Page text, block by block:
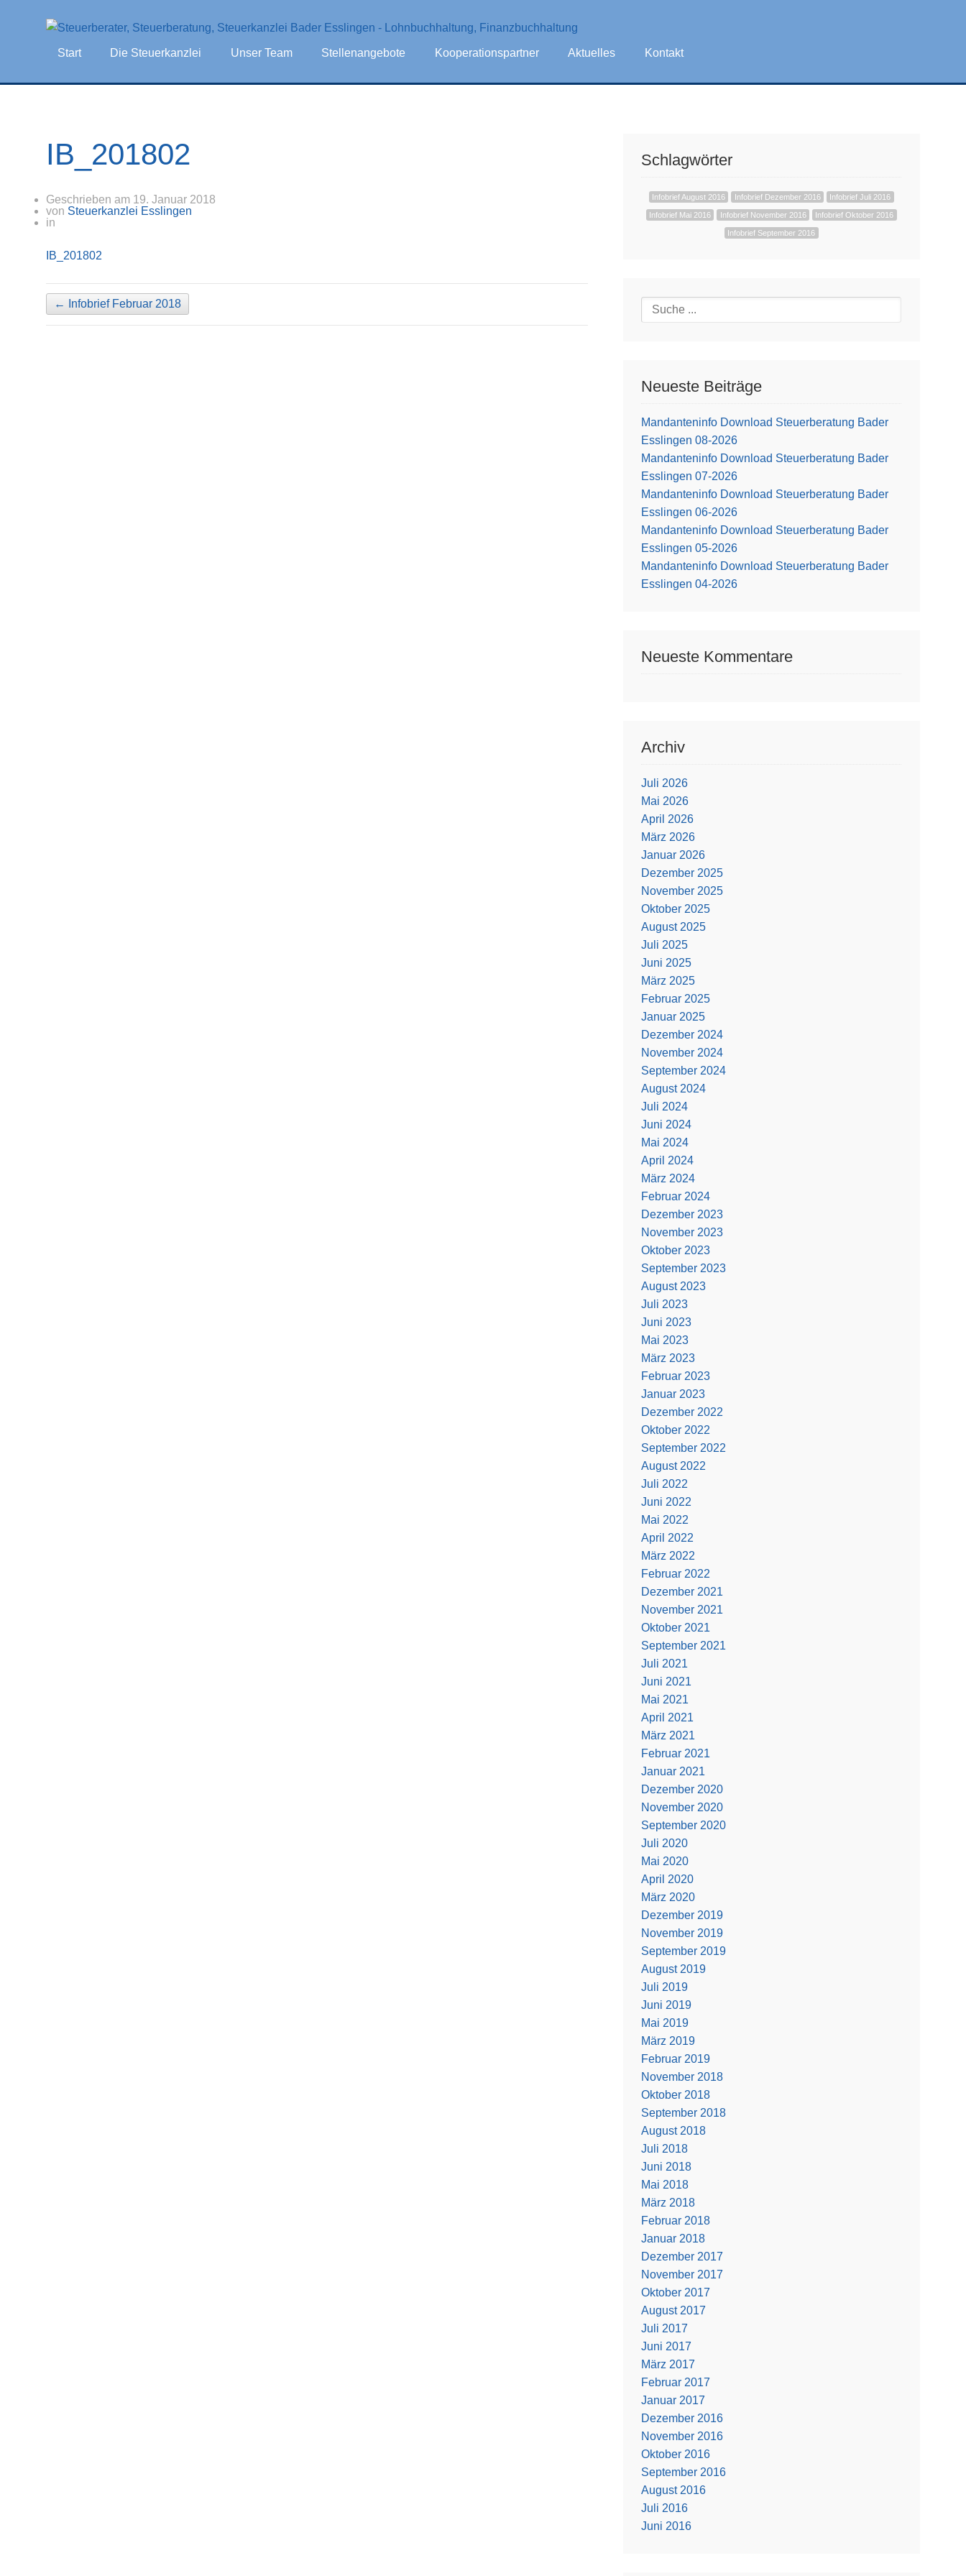
Start Die Steuerkanzlei Unser Team Stellenangebote Kooperationspartner Aktuelles Kontakt
IB_201802
Geschrieben am 19. Januar 2018
von Steuerkanzlei Esslingen
in
IB_201802
← Infobrief Februar 2018
Schlagwörter
Infobrief August 2016 Infobrief Dezember 2016 Infobrief Juli 2016
Infobrief Mai 2016 Infobrief November 2016 Infobrief Oktober 2016
Infobrief September 2016
Neueste Beiträge
Mandanteninfo Download Steuerberatung Bader
Esslingen 08-2026
Mandanteninfo Download Steuerberatung Bader
Esslingen 07-2026
Mandanteninfo Download Steuerberatung Bader
Esslingen 06-2026
Mandanteninfo Download Steuerberatung Bader
Esslingen 05-2026
Mandanteninfo Download Steuerberatung Bader
Esslingen 04-2026
Neueste Kommentare
Archiv
Juli 2026
Mai 2026
April 2026
März 2026
Januar 2026
Dezember 2025
November 2025
Oktober 2025
August 2025
Juli 2025
Juni 2025
März 2025
Februar 2025
Januar 2025
Dezember 2024
November 2024
September 2024
August 2024
Juli 2024
Juni 2024
Mai 2024
April 2024
März 2024
Februar 2024
Dezember 2023
November 2023
Oktober 2023
September 2023
August 2023
Juli 2023
Juni 2023
Mai 2023
März 2023
Februar 2023
Januar 2023
Dezember 2022
Oktober 2022
September 2022
August 2022
Juli 2022
Juni 2022
Mai 2022
April 2022
März 2022
Februar 2022
Dezember 2021
November 2021
Oktober 2021
September 2021
Juli 2021
Juni 2021
Mai 2021
April 2021
März 2021
Februar 2021
Januar 2021
Dezember 2020
November 2020
September 2020
Juli 2020
Mai 2020
April 2020
März 2020
Dezember 2019
November 2019
September 2019
August 2019
Juli 2019
Juni 2019
Mai 2019
März 2019
Februar 2019
November 2018
Oktober 2018
September 2018
August 2018
Juli 2018
Juni 2018
Mai 2018
März 2018
Februar 2018
Januar 2018
Dezember 2017
November 2017
Oktober 2017
August 2017
Juli 2017
Juni 2017
März 2017
Februar 2017
Januar 2017
Dezember 2016
November 2016
Oktober 2016
September 2016
August 2016
Juli 2016
Juni 2016